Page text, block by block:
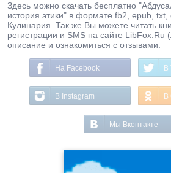
Здесь можно скачать бесплатно
история этики" в формате fb2, epub,
Кулинария. Так же Вы можете читать
регистрации и SMS на сайте LibFox.Ru
описание и ознакомиться с отзывами.
На Facebook В
В Instagram В
Мы Вконтакте